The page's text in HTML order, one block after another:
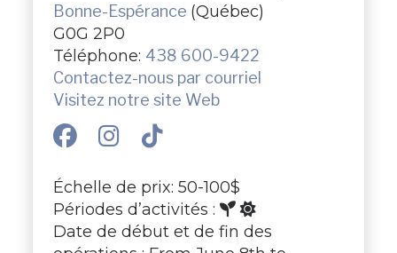
Bonne-Espérance (Québec)
G0G 2P0
Téléphone: 438 600-9422
Contactez-nous par courriel
Visitez notre site Web
Échelle de prix: 50-100$
Périodes d’activités :
Date de début et de fin des